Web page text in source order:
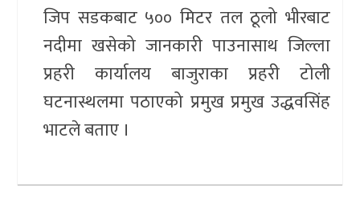
जिप सडकबाट ५०० मिटर तल ठूलो भीरबाट
नदीमा खसेको जानकारी पाउनासाथ जिल्ला
प्रहरी कार्यालय बाजुराका प्रहरी टोली
घटनास्थलमा पठाएको प्रमुख प्रमुख उद्धवसिंह
भाटले बताए ।